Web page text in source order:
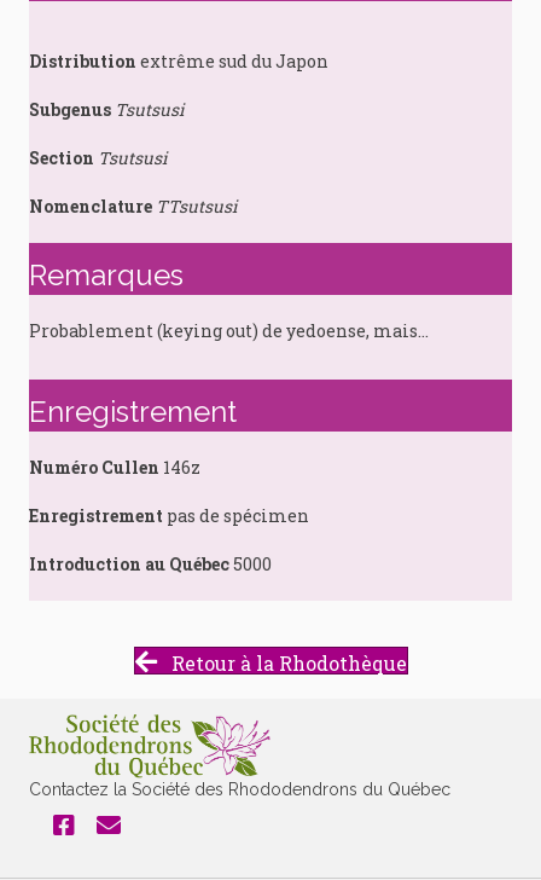
Distribution extrême sud du Japon
Subgenus Tsutsusi
Section Tsutsusi
Nomenclature TTsutsusi
Remarques
Probablement (keying out) de yedoense, mais…
Enregistrement
Numéro Cullen 146z
Enregistrement pas de spécimen
Introduction au Québec5000
Retour à la Rhodothèque
Contactez la Société des Rhododendrons du Québec